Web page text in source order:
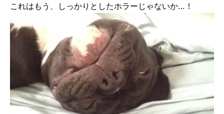
これはもう、しっかりとしたホラーじゃないか…！